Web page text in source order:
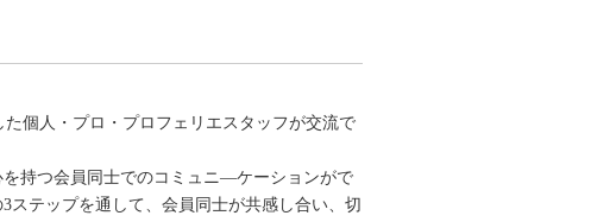
個人・プロ・プロフェリエスタッフが交流で
持つ会員同士でのコミュニ―ケーションがで
ステップを通して、会員同士が共感し合い、切